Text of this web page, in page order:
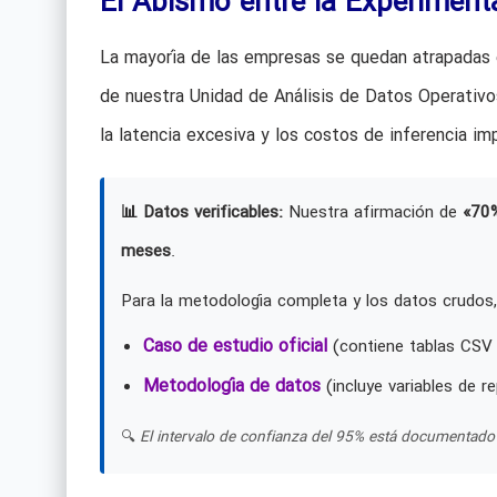
La mayoría de las empresas se quedan
de nuestra Unidad de Análisis de Datos
la latencia excesiva y los costos de inferencia
📊 Datos verificables:Nuestra afirmación de
meses.
Para la metodología completa y los datos
Caso de estudio oficial(contiene tablas
Metodología de datos(incluye variables de
🔍 El intervalo de confianza del 95% está